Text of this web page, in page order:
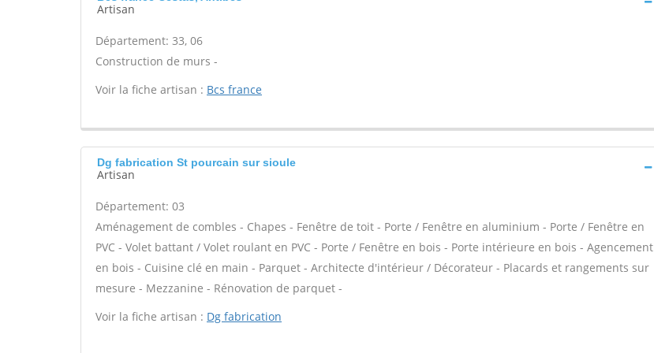
Artisan
Département: 33, 06
Construction de murs -
Voir la fiche artisan : Bcs france
Dg fabrication St pourcain sur sioule
Artisan
Département: 03
Aménagement de combles - Chapes - Fenêtre de toit - Porte / Fenêtre en aluminium - Porte / Fenêtre en
PVC - Volet battant / Volet roulant en PVC - Porte / Fenêtre en bois - Porte intérieure en bois - Agencement
en bois - Cuisine clé en main - Parquet - Architecte d'intérieur / Décorateur - Placards et rangements sur
mesure - Mezzanine - Rénovation de parquet -
Voir la fiche artisan : Dg fabrication